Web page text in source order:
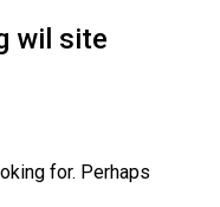
wil site
for. Perhaps